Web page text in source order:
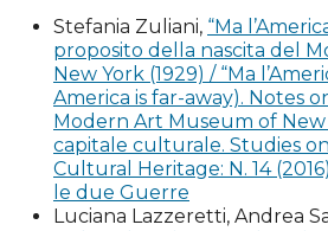
Quattro e Cinquecento, in
a cura di S. Benetti et Alii,
D’Arco C. (1846), Alcuni cenni
contemporaneo l’Architetto
Mantova: Fratelli Negretti.
Stefania Zuliani, “Ma
proposito della nascita del
New York (1929) / “Ma
America is far-away). Notes
Modern Art Museum of New
capitale culturale. Studies
Cultural Heritage: N. 14
le due Guerre
Luciana Lazzeretti, Andrea